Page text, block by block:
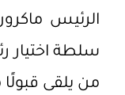
الرئيس
سلطة اختيار
من يلقى قبولًا